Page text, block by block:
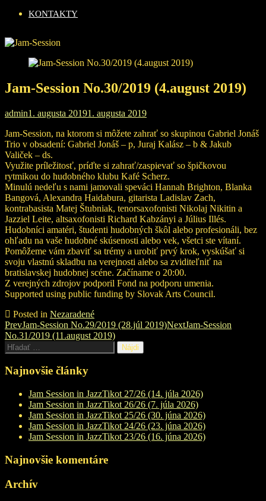
KONTAKTY
Jam-Session No.30/2019 (4.august 2019)
admin1. augusta 20191. augusta 2019
Jam-Session, na ktorom si môžete zahrať so skupinou Gabriel Jonáš
Trio v obsadení: Gabriel Jonáš – p, Juraj Kalász – b & Jakub
Valiček – ds.
Využite príležitosť, príďte si zahrať/zaspievať so špičkovou
rytmikou do hudobného klubu Kafé Scherz.
Minulú nedeľu s nami jamovali speváci Hannah Brighton, Blanka
Bangová, Alexandra Haidabura, gitarista Ladislav Zach,
kontrabasista Matej Štubniak, tenorsaxofonisti Nikolaj Nikitin a
Jazziel Leite, altsaxofonisti Richard Kabzányi a Július Illés.
Hudobníci amatéri, študenti hudobných škôl alebo profesionáli, bez
ohľadu na vaše hudobné skúsenosti alebo vek, všetci ste vítaní.
Pomôžeme vám zbaviť sa trémy a urobiť prvý krok, vyskúšať si
svoju vlastnú skladbu na verejnosti alebo sa zviditeľniť na
bratislavskej hudobnej scéne. Začíname o 20:00.
Z verejných zdrojov podporil Fond na podporu umenia.
Supported using public funding by Slovak Arts Council.
Posted in Nezaradené
Post
navigation
PrevJam-Session No.29/2019 (28.júl 2019)NextJam-Session
No.31/2019 (11.august 2019)
Hľadať:
Najnovšie články
Jam Session in JazzTikot 27/26 (14. júla 2026)
Jam Session in JazzTikot 26/26 (7. júla 2026)
Jam Session in JazzTikot 25/26 (30. júna 2026)
Jam Session in JazzTikot 24/26 (23. júna 2026)
Jam Session in JazzTikot 23/26 (16. júna 2026)
Najnovšie komentáre
Archív